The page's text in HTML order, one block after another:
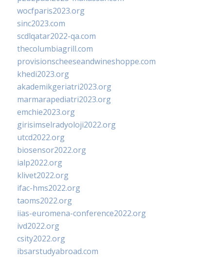
wocfparis2023.org
sinc2023.com
scdlqatar2022-qa.com
thecolumbiagrill.com
provisionscheeseandwineshoppe.com
khedi2023.org
akademikgeriatri2023.org
marmarapediatri2023.org
emchie2023.org
girisimselradyoloji2022.org
utcd2022.org
biosensor2022.org
ialp2022.org
klivet2022.org
ifac-hms2022.org
taoms2022.org
iias-euromena-conference2022.org
ivd2022.org
csity2022.org
ibsarstudyabroad.com